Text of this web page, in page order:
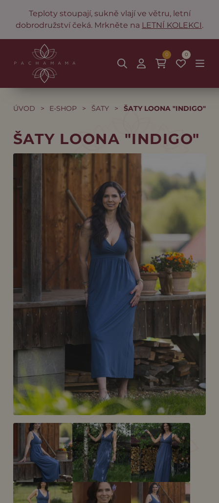
Teploty stoupají, sukně vlají ve větru, letní
dobrodružství čeká. Mrkněte na LETNÍ KOLEKCI.
0
0
ÚVOD > E-SHOP > ŠATY > ŠATY LOONA "INDIGO"
ŠATY LOONA "INDIGO"